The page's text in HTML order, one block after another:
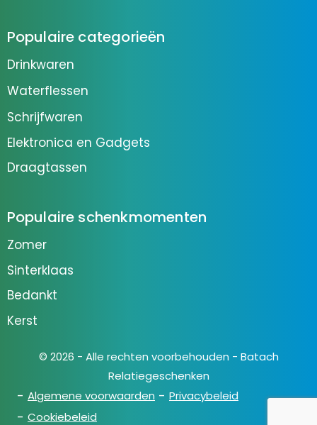
Populaire categorieën
Drinkwaren
Waterflessen
Schrijfwaren
Elektronica en Gadgets
Draagtassen
Populaire schenkmomenten
Zomer
Sinterklaas
Bedankt
Kerst
© 2026 - Alle rechten voorbehouden - Batach
Relatiegeschenken
Algemene voorwaarden
Privacybeleid
Cookiebeleid